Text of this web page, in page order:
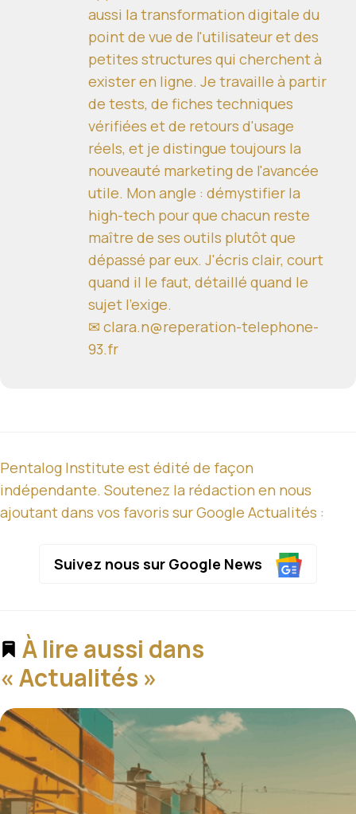
aussi la transformation digitale du
point de vue de l'utilisateur et des
petites structures qui cherchent à
exister en ligne. Je travaille à partir
de tests, de fiches techniques
vérifiées et de retours d'usage
réels, et je distingue toujours la
nouveauté marketing de l'avancée
utile. Mon angle : démystifier la
high-tech pour que chacun reste
maître de ses outils plutôt que
dépassé par eux. J'écris clair, court
quand il le faut, détaillé quand le
sujet l'exige.
✉ clara.n@reperation-telephone-
93.fr
Pentalog Institute est édité de façon
indépendante. Soutenez la rédaction en nous
ajoutant dans vos favoris sur Google Actualités :
Suivez nous sur Google News
À lire aussi dans
« Actualités »